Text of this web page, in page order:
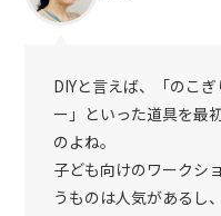
DIYと言えば、「のこ
ー」といった道具を最
のよね。
子ども向けのワークシ
うものは人気があるし